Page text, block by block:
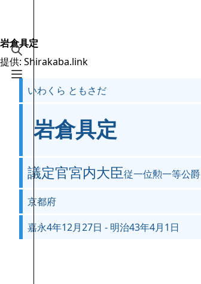
検索を切り替える
メニューを切り替える
メインページ
最近の更新
おまかせ表示
特別ページ
ファイルをアップロード
岩倉具定
提供: Shirakaba.link
いわくら ともさだ
岩倉具定
議定官宮内大臣従一位勲一等公爵
京都府
嘉永4年12月27日 - 明治43年4月1日